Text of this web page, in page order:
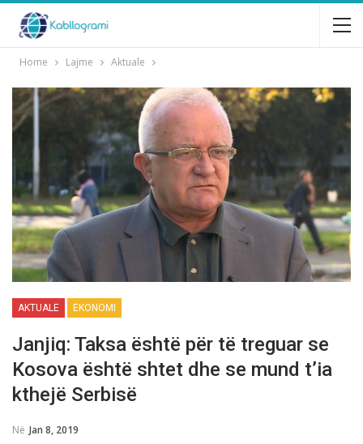
Home Lajme Aktuale
AKTUALE EKONOMI
Janjiq: Taksa është për të treguar se
Kosova është shtet dhe se mund t’ia
kthejë Serbisë
Në Jan 8, 2019